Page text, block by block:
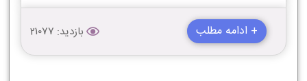
+ ادامه مطلب بازدید: 21077